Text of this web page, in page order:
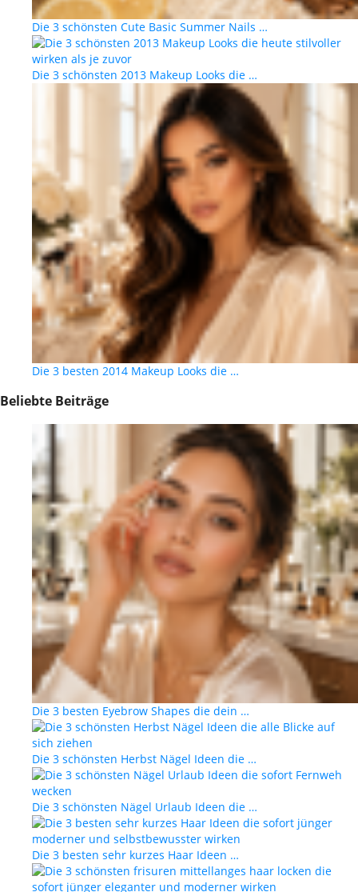
Die 3 schönsten Cute Basic Summer Nails …
Die 3 schönsten 2013 Makeup Looks die …
Die 3 besten 2014 Makeup Looks die …
Beliebte Beiträge
Die 3 besten Eyebrow Shapes die dein …
Die 3 schönsten Herbst Nägel Ideen die …
Die 3 schönsten Nägel Urlaub Ideen die …
Die 3 besten sehr kurzes Haar Ideen …